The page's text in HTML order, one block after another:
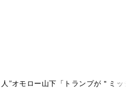
"オモロー山下「トランプが＂ミ